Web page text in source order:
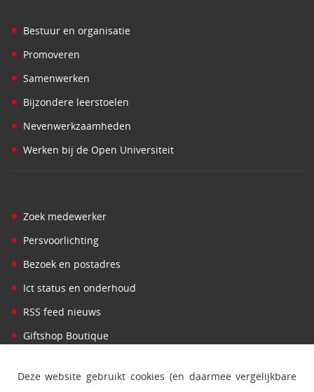
Deze website gebruikt cookies (en daarmee vergelijkbare
• Bestuur en organisatie
• Promoveren
• Samenwerken
• Bijzondere leerstoelen
• Nevenwerkzaamheden
• Werken bij de Open Universiteit
• Zoek medewerker
• Persvoorlichting
• Bezoek en postadres
• Ict status en onderhoud
• RSS feed nieuws
• Giftshop Boutique